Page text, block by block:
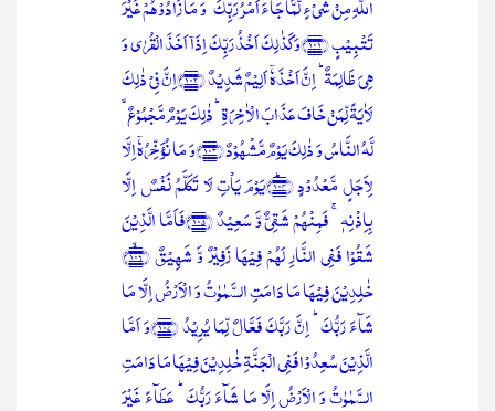
اللّٰہِ مِنۡ شَیۡءٍ لَّمَّا جَآءَ اَمۡرُ رَبِّکَ ؕ وَ مَا زَادُوۡہُمۡ غَیۡرَ
تَتۡبِیۡبٍ ﴿۱۰۱﴾وَ کَذٰلِکَ اَخۡذُ رَبِّکَ اِذَاۤ اَخَذَ الۡقُرٰی وَ
ہِیَ ظَالِمَۃٌ ؕ اِنَّ اَخۡذَہٗۤ اَلِیۡمٌ شَدِیۡدٌ ﴿۱۰۲﴾اِنَّ فِیۡ ذٰلِکَ
لَاٰیَۃً لِّمَنۡ خَافَ عَذَابَ الۡاٰخِرَۃِ ؕ ذٰلِکَ یَوۡمٌ مَّجۡمُوۡعٌ ۙ
لَّہُ النَّاسُ وَ ذٰلِکَ یَوۡمٌ مَّشۡہُوۡدٌ ﴿۱۰۳﴾وَ مَا نُؤَخِّرُہٗۤ اِلَّا
لِاَجَلٍ مَّعۡدُوۡدٍ ﴿۱۰۴﴾ؕیَوۡمَ یَاۡتِ لَا تَکَلَّمُ نَفۡسٌ اِلَّا
بِاِذۡنِہٖ ۚ فَمِنۡہُمۡ شَقِیٌّ وَّ سَعِیۡدٌ ﴿۱۰۵﴾فَاَمَّا الَّذِیۡنَ
شَقُوۡا فَفِی النَّارِ لَہُمۡ فِیۡہَا زَفِیۡرٌ وَّ شَہِیۡقٌ ﴿۱۰۶﴾ۙ
خٰلِدِیۡنَ فِیۡہَا مَا دَامَتِ السَّمٰوٰتُ وَ الۡاَرۡضُ اِلَّا مَا
شَآءَ رَبُّکَ ؕ اِنَّ رَبَّکَ فَعَّالٌ لِّمَا یُرِیۡدُ ﴿۱۰۷﴾وَ اَمَّا
الَّذِیۡنَ سُعِدُوۡا فَفِی الۡجَنَّۃِ خٰلِدِیۡنَ فِیۡہَا مَا دَامَتِ
السَّمٰوٰتُ وَ الۡاَرۡضُ اِلَّا مَا شَآءَ رَبُّکَ ؕ عَطَآءً غَیۡرَ